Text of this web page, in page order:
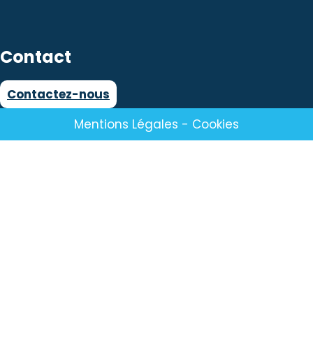
Contact
Contactez-nous
Mentions Légales - Cookies